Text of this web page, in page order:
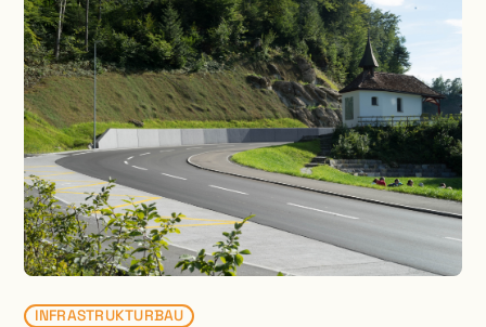
INFRASTRUKTURBAU